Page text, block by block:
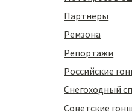
Партнеры
Ремзона
Репортажи
Российские
Снегоходный
Советские